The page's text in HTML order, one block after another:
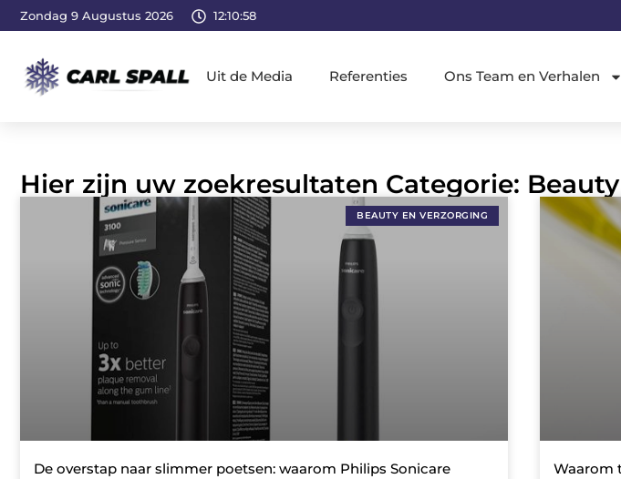
Zondag 9 Augustus 2026 12:10:59
Uit de Media Referenties Ons Team en Verhalen
Hier zijn uw zoekresultaten Categorie:
BEAUTY EN VERZORGING
De overstap naar slimmer poetsen: waarom Philips Sonicare
Waarom